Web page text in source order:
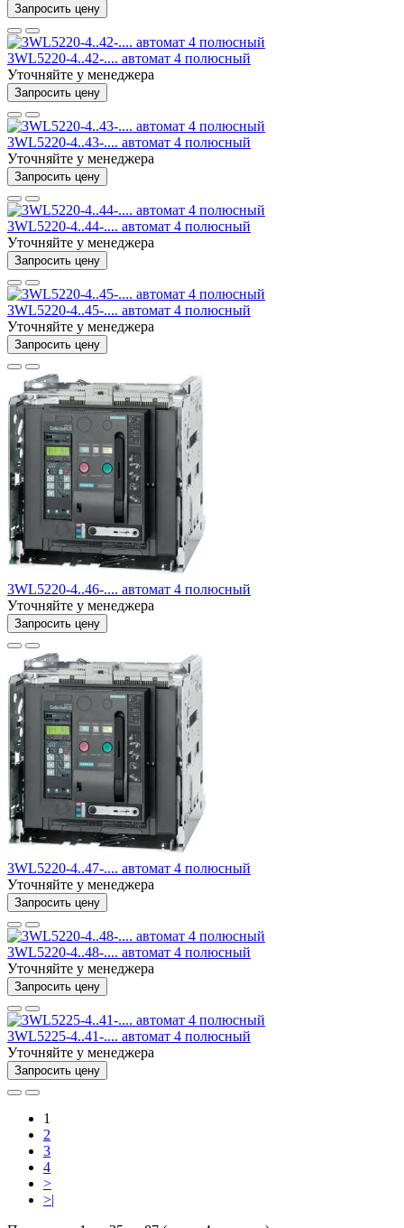
Запросить цену
3WL5220-4..42-.... автомат 4 полюсный
Уточняйте у менеджера
Запросить цену
3WL5220-4..43-.... автомат 4 полюсный
Уточняйте у менеджера
Запросить цену
3WL5220-4..44-.... автомат 4 полюсный
Уточняйте у менеджера
Запросить цену
3WL5220-4..45-.... автомат 4 полюсный
Уточняйте у менеджера
Запросить цену
3WL5220-4..46-.... автомат 4 полюсный
Уточняйте у менеджера
Запросить цену
3WL5220-4..47-.... автомат 4 полюсный
Уточняйте у менеджера
Запросить цену
3WL5220-4..48-.... автомат 4 полюсный
Уточняйте у менеджера
Запросить цену
3WL5225-4..41-.... автомат 4 полюсный
Уточняйте у менеджера
Запросить цену
1
2
3
4
>
>|